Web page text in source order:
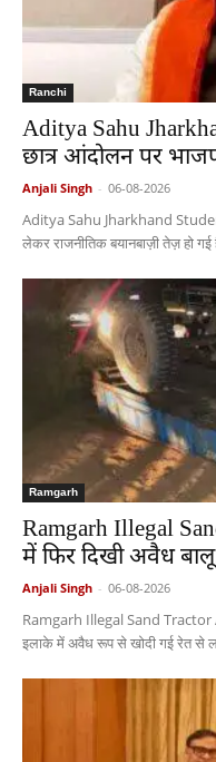
Ranchi
Aditya Sahu
छात्र आंदोलन पर
Anjali Singh - 06-08-2026
Aditya Sahu Jharkhand
लेकर राजनीतिक बयानबाज़ी तेज़ हो
Ramgarh
Ramgarh Illegal
में फिर दिखी अवैध
Anjali Singh - 06-08-2026
Ramgarh Illegal Sand Tractor
इलाके में अवैध रूप से खोदी गई रेत से